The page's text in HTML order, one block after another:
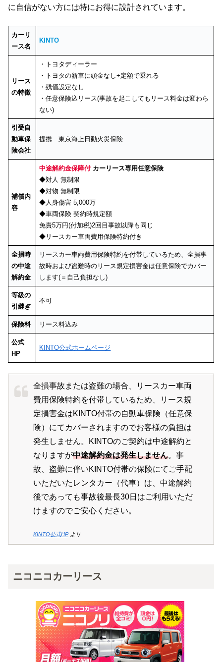
に自信がない方には特にお得に設計されています。
カーリ
ース名
KINTO
リース
の特徴
・トヨタディーラー
・トヨタの新車に頭金なし+定額で乗れる
・残価設定なし
・任意保険込リース(事故を起こしてもリース料金は変わら
ない)
引受自
動車保
険会社
提携 東京海上日動火災保険
補償内
容
中途解約金保障付 カーリース専用任意保険
◆対人 無制限
◆対物 無制限
◆人身傷害 5,000万
◆車両保険 契約時規定額
免責5万円(付加税)2回目事故以降も同じ
◆リースカー車両費用保険特約付き
全損時
の中途
解約金
リースカー車両費用保険特約を付帯しているため、全損事
故時および盗難時のリース規定損害金は任意保険でカバー
します(＝自己負担なし)
等級の
引継ぎ
不可
保険料 リース料込み
公式
HP
KINTO公式ホームページ
全損事故または盗難の場合、リースカー車両
費用保険特約を付帯しているため、リース規
定損害金はKINTO付帯の自動車保険（任意保
険）にてカバーされますのでお客様の負担は
発生しません。KINTOのご契約は中途解約と
なりますが中途解約金は発生しません。事
故、盗難に伴いKINTO付帯の保険にてご手配
いただいたレンタカー（代車）は、中途解約
後であっても事故後最長30日はご利用いただ
けますのでご安心ください。
KINTO公式HPより
ニコニコカーリース